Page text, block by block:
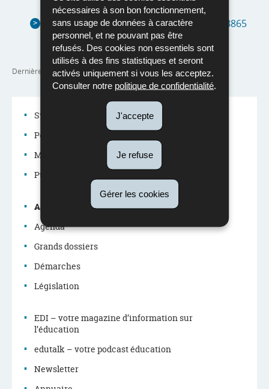
nécessaires à son bon fonctionnement,
sans usage de données à caractère
personnel, et ne pouvant pas être
refusés. Des cookies non essentiels sont
utilisés à des fins statistiques et seront
activés uniquement si vous les acceptez.
Consulter notre politique de confidentialité.
J'accepte
Je refuse
Gérer les cookies
Réponse à la question parlementaire n°3865
(Pdf - 881 Ko)
Dernière mise à jour 16/07/2018
Menu
de
navigation
Système éducatif
Politique éducative
Métiers du système éducatif
Publications
Actualités
Agenda
Grands dossiers
Démarches
Législation
EDI – votre magazine d’information sur
l’éducation
edutalk – votre podcast éducation
Newsletter